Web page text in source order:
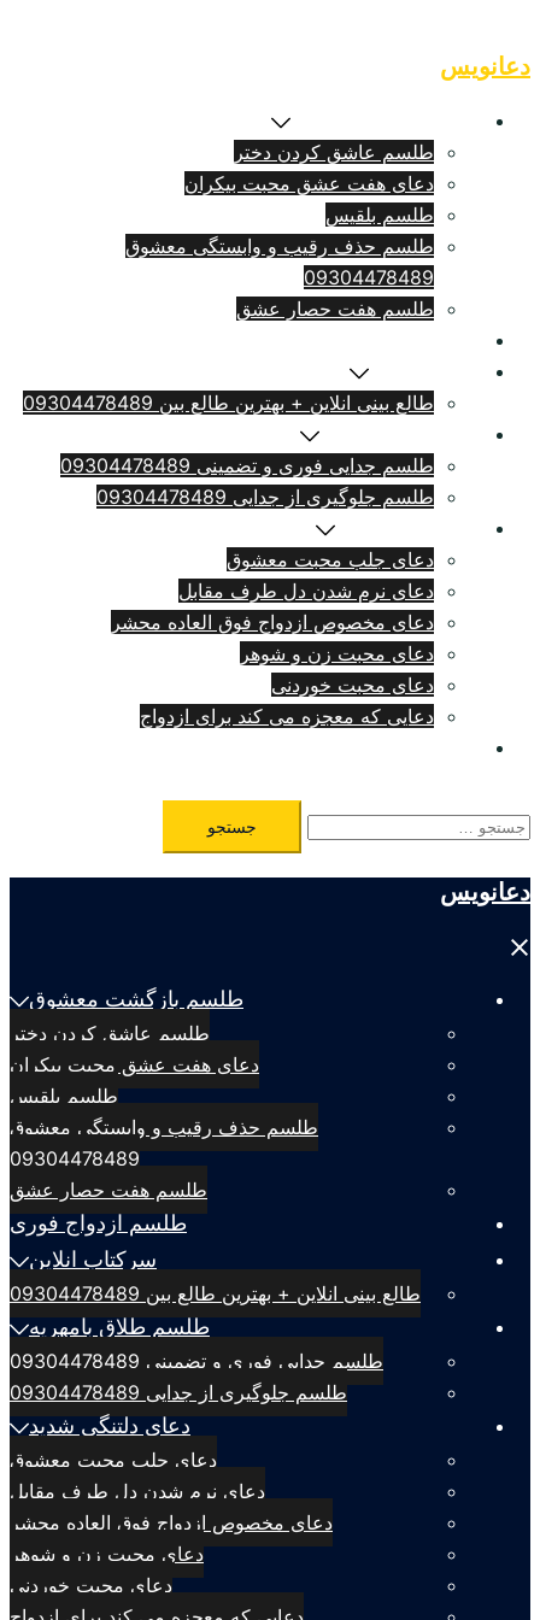
to
content
دعانویس
طلسم عاشق کردن دختر
دعای هفت عشق محبت بیکران
طلسم بلقيس
طلسم حذف رقیب و وابستگی معشوق
09304478489
طلسم هفت حصار عشق
طالع بینی انلاین + بهترین طالع بین 09304478489
طلسم جدایی فوری و تضمینی 09304478489
طلسم جلوگیری از جدایی 09304478489
دعای جلب محبت معشوق
دعای نرم شدن دل طرف مقابل
دعای مخصوص ازدواج فوق العاده محشر
دعای محبت زن و شوهر
دعای محبت خوردنی
دعایی که معجزه می کند برای ازدواج
جستجو
برای:
دعانویس
Close
طلسم بازگشت معشوق
طلسم عاشق کردن دختر
دعای هفت عشق محبت بیکران
طلسم بلقيس
طلسم حذف رقیب و وابستگی معشوق
09304478489
طلسم هفت حصار عشق
طلسم ازدواج فوری
سرکتاب انلاین
طالع بینی انلاین + بهترین طالع بین 09304478489
طلسم طلاق بامهریه
طلسم جدایی فوری و تضمینی 09304478489
طلسم جلوگیری از جدایی 09304478489
دعای دلتنگی شدید
دعای جلب محبت معشوق
دعای نرم شدن دل طرف مقابل
دعای مخصوص ازدواج فوق العاده محشر
دعای محبت زن و شوهر
دعای محبت خوردنی